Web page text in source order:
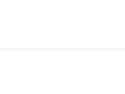
salão de festas ou